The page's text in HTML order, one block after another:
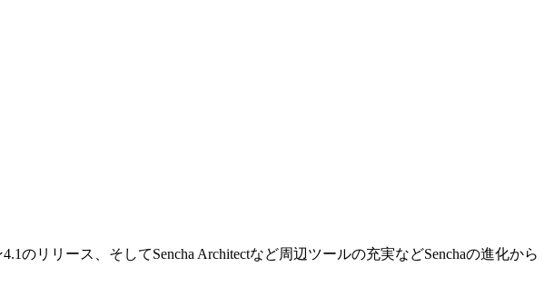
のリリース、そしてSencha Architectなど周辺ツールの充実などSenchaの進化から